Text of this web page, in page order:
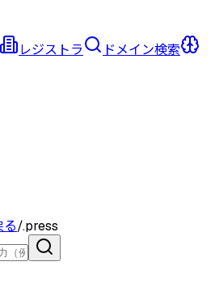
レジストラ
ドメイン検索
/.press